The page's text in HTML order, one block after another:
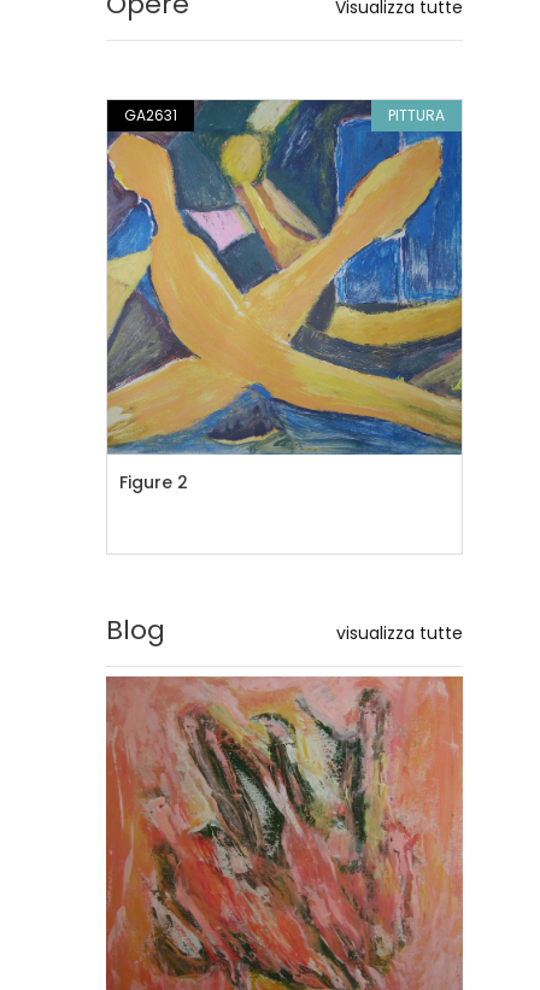
Visualizza tutte
GA2631 PITTURA
Figure 2
visualizza tutte
Blog